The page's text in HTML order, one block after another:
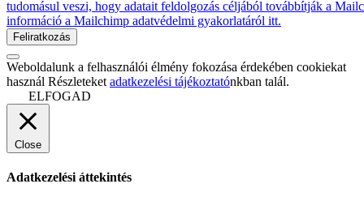
tudomásul veszi, hogy adatait feldolgozás céljából továbbítják a
információ a Mailchimp adatvédelmi gyakorlatáról itt.
Weboldalunk a felhasználói élmény fokozása érdekében cookiekat
használ Részleteket adatkezelési tájékoztatónkban talál.
ELFOGAD
Close
Adatkezelési áttekintés